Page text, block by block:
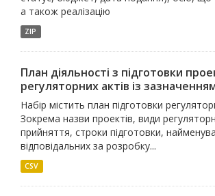
а також реалізацію
ZIP
План діяльності з підготовки
регуляторних актів із
Набір містить план підготовки
Зокрема назви проектів, види
прийняття, строки підготовки,
відповідальних за розробку...
CSV